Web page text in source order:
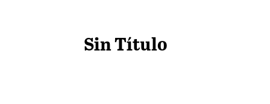
Sin Título